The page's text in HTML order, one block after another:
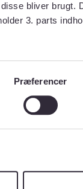
bliver
3. parts
Præferencer